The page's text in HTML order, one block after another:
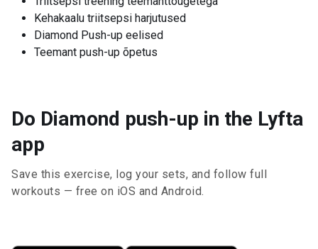
Kehakaalu triitsepsi harjutused
Diamond Push-up eelised
Teemant push-up õpetus
Do Diamond push-up in the Lyfta
app
Save this exercise, log your sets, and follow full
workouts — free on iOS and Android.